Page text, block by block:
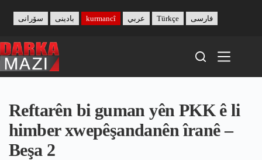
content
بادینی سۆرانی kurmancî عربي Türkçe فارسی
Reftarên bi guman yên PKK ê li
himber xwepêşandanên îranê –
Beşa 2